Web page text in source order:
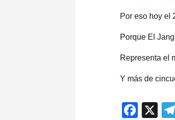
Por eso hoy el
Porque El
Representa el
Y más de
X